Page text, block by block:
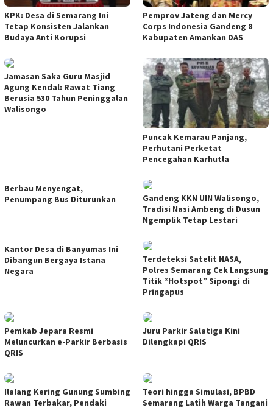
KPK: Desa di Semarang Ini
Tetap Konsisten Jalankan
Budaya Anti Korupsi
Pemprov Jateng dan Mercy
Corps Indonesia Gandeng 8
Kabupaten Amankan DAS
Jamasan Saka Guru Masjid
Agung Kendal: Rawat Tiang
Berusia 530 Tahun Peninggalan
Walisongo
Puncak Kemarau Panjang,
Perhutani Perketat
Pencegahan Karhutla
Berbau Menyengat,
Penumpang Bus Diturunkan
Gandeng KKN UIN Walisongo,
Tradisi Nasi Ambeng di Dusun
Ngemplik Tetap Lestari
Kantor Desa di Banyumas Ini
Dibangun Bergaya Istana
Negara
Terdeteksi Satelit NASA,
Polres Semarang Cek Langsung
Titik “Hotspot” Sipongi di
Pringapus
Pemkab Jepara Resmi
Meluncurkan e-Parkir Berbasis
QRIS
Juru Parkir Salatiga Kini
Dilengkapi QRIS
Ilalang Kering Gunung Sumbing
Rawan Terbakar, Pendaki
Teori hingga Simulasi, BPBD
Semarang Latih Warga Tangani